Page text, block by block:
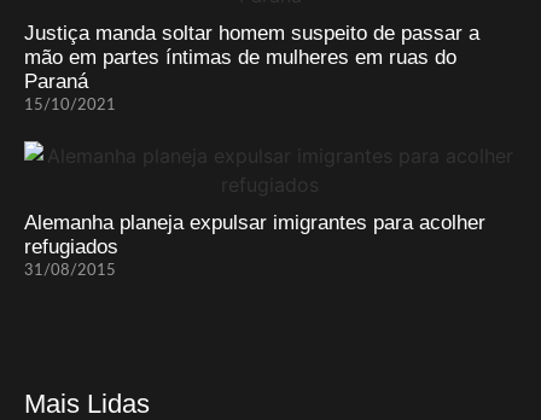
Justiça manda soltar homem suspeito de passar a
mão em partes íntimas de mulheres em ruas do
Paraná
15/10/2021
Alemanha planeja expulsar imigrantes para acolher
refugiados
31/08/2015
Mais Lidas